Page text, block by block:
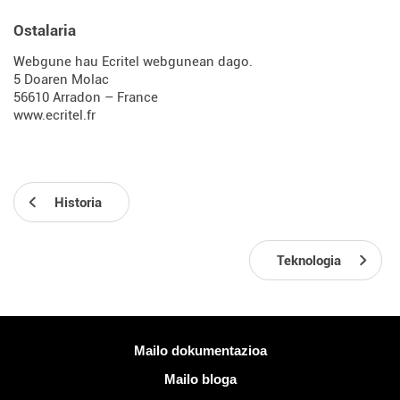
Ostalaria
Webgune hau Ecritel webgunean dago.
5 Doaren Molac
56610 Arradon – France
www.ecritel.fr
Historia
Teknologia
Mailo dokumentazioa
Mailo bloga